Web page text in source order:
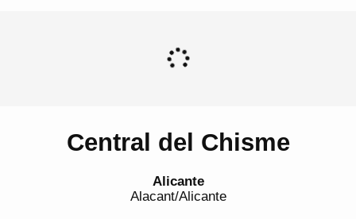
Central del Chisme
Alicante
Alacant/Alicante